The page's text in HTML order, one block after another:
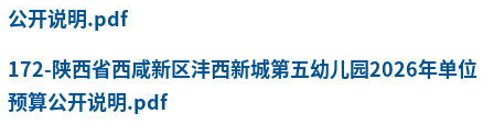
公开说明.pdf
172-陕西省西咸新区沣西新城第五幼儿园2026年单位
预算公开说明.pdf